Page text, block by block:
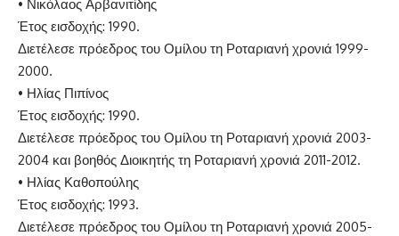
• Νικόλαος Αρβανιτίδης
Έτος εισδοχής: 1990.
Διετέλεσε πρόεδρος του Ομίλου τη Ροταριανή χρονιά 1999-
2000.
• Ηλίας Πιπίνος
Έτος εισδοχής: 1990.
Διετέλεσε πρόεδρος του Ομίλου τη Ροταριανή χρονιά 2003-
2004 και βοηθός Διοικητής τη Ροταριανή χρονιά 2011-2012.
• Ηλίας Καθοπούλης
Έτος εισδοχής: 1993.
Διετέλεσε πρόεδρος του Ομίλου τη Ροταριανή χρονιά 2005-